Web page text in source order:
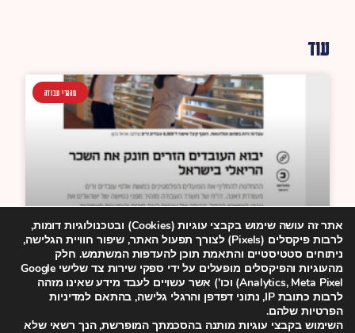
עוד
מהגרי עבודה
ארגוני זכויות: אישורים
להבאת מהגרי עבודה
אתר זה עושה שימוש בקבצי עוגיות (Cookies) ובטכנולוגיות דומות,
לרבות פיקסלים (Pixels) לצורך תפעול האתר, שיפור חוויית הגלישה,
ניתוחים סטטיסטיים והתאמת תוכן להעדפות המשתמש. חלק
מהעוגיות והפיקסלים מופעלים על ידי ספקי שירות צד שלישי Google
Analytics, Meta Pixel) וכו') אשר עשויים לעבד מידע שאינו מזהה
לרבות כתובת IP, נתוני דפדפן והרגלי גלישה, בהתאם למדיניות
הפרטיות שלהם.
השימוש בקבצי עוגיות מותנה בהסכמתך המופרשת, הנך רשאי שלא